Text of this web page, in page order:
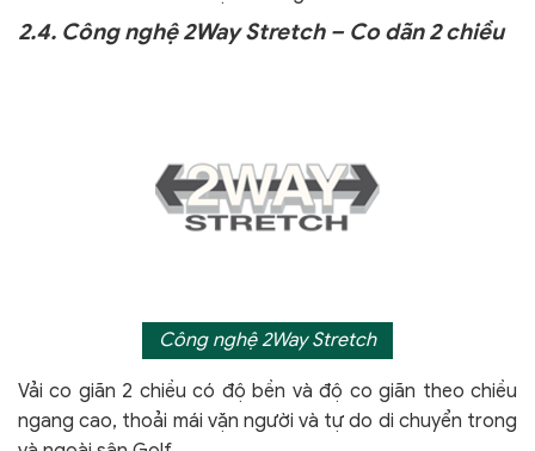
2.4. Công nghệ 2Way Stretch – Co dãn 2 chiều
Công nghệ 2Way Stretch
Vải co giãn 2 chiều có độ bền và độ co giãn theo chiều
ngang cao, thoải mái vặn người và tự do di chuyển trong